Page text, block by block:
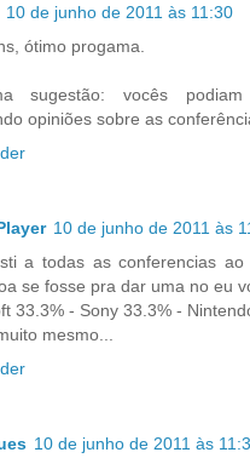
10 de junho de 2011 às 11:30
ótimo progama.
sugestão: vocês podiam
opiniões sobre as
10 de junho de 2011 às
a todas as conferencias
se fosse pra dar uma no eu
33.3% - Sony 33.3% -
mesmo...
10 de junho de 2011 às